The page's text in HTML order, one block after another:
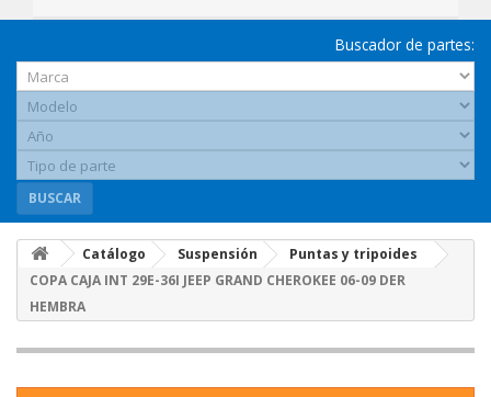
Buscador de partes:
BUSCAR
Catálogo Suspensión
Puntas y tripoides
COPA CAJA INT 29E-36I JEEP GRAND CHEROKEE 06-09 DER
HEMBRA